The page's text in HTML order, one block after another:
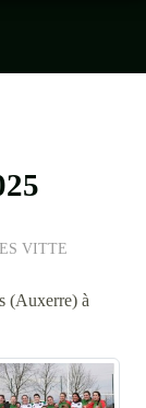
VITTE
(Auxerre) à